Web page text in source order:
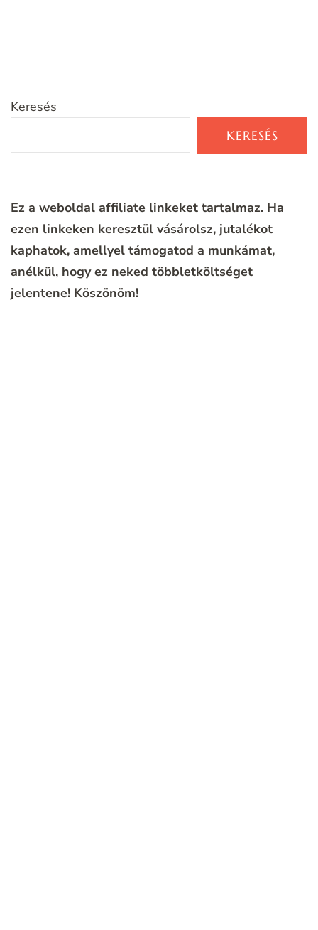
Keresés
KERESÉS
Ez a weboldal affiliate linkeket tartalmaz. Ha
ezen linkeken keresztül vásárolsz, jutalékot
kaphatok, amellyel támogatod a munkámat,
anélkül, hogy ez neked többletköltséget
jelentene! Köszönöm!